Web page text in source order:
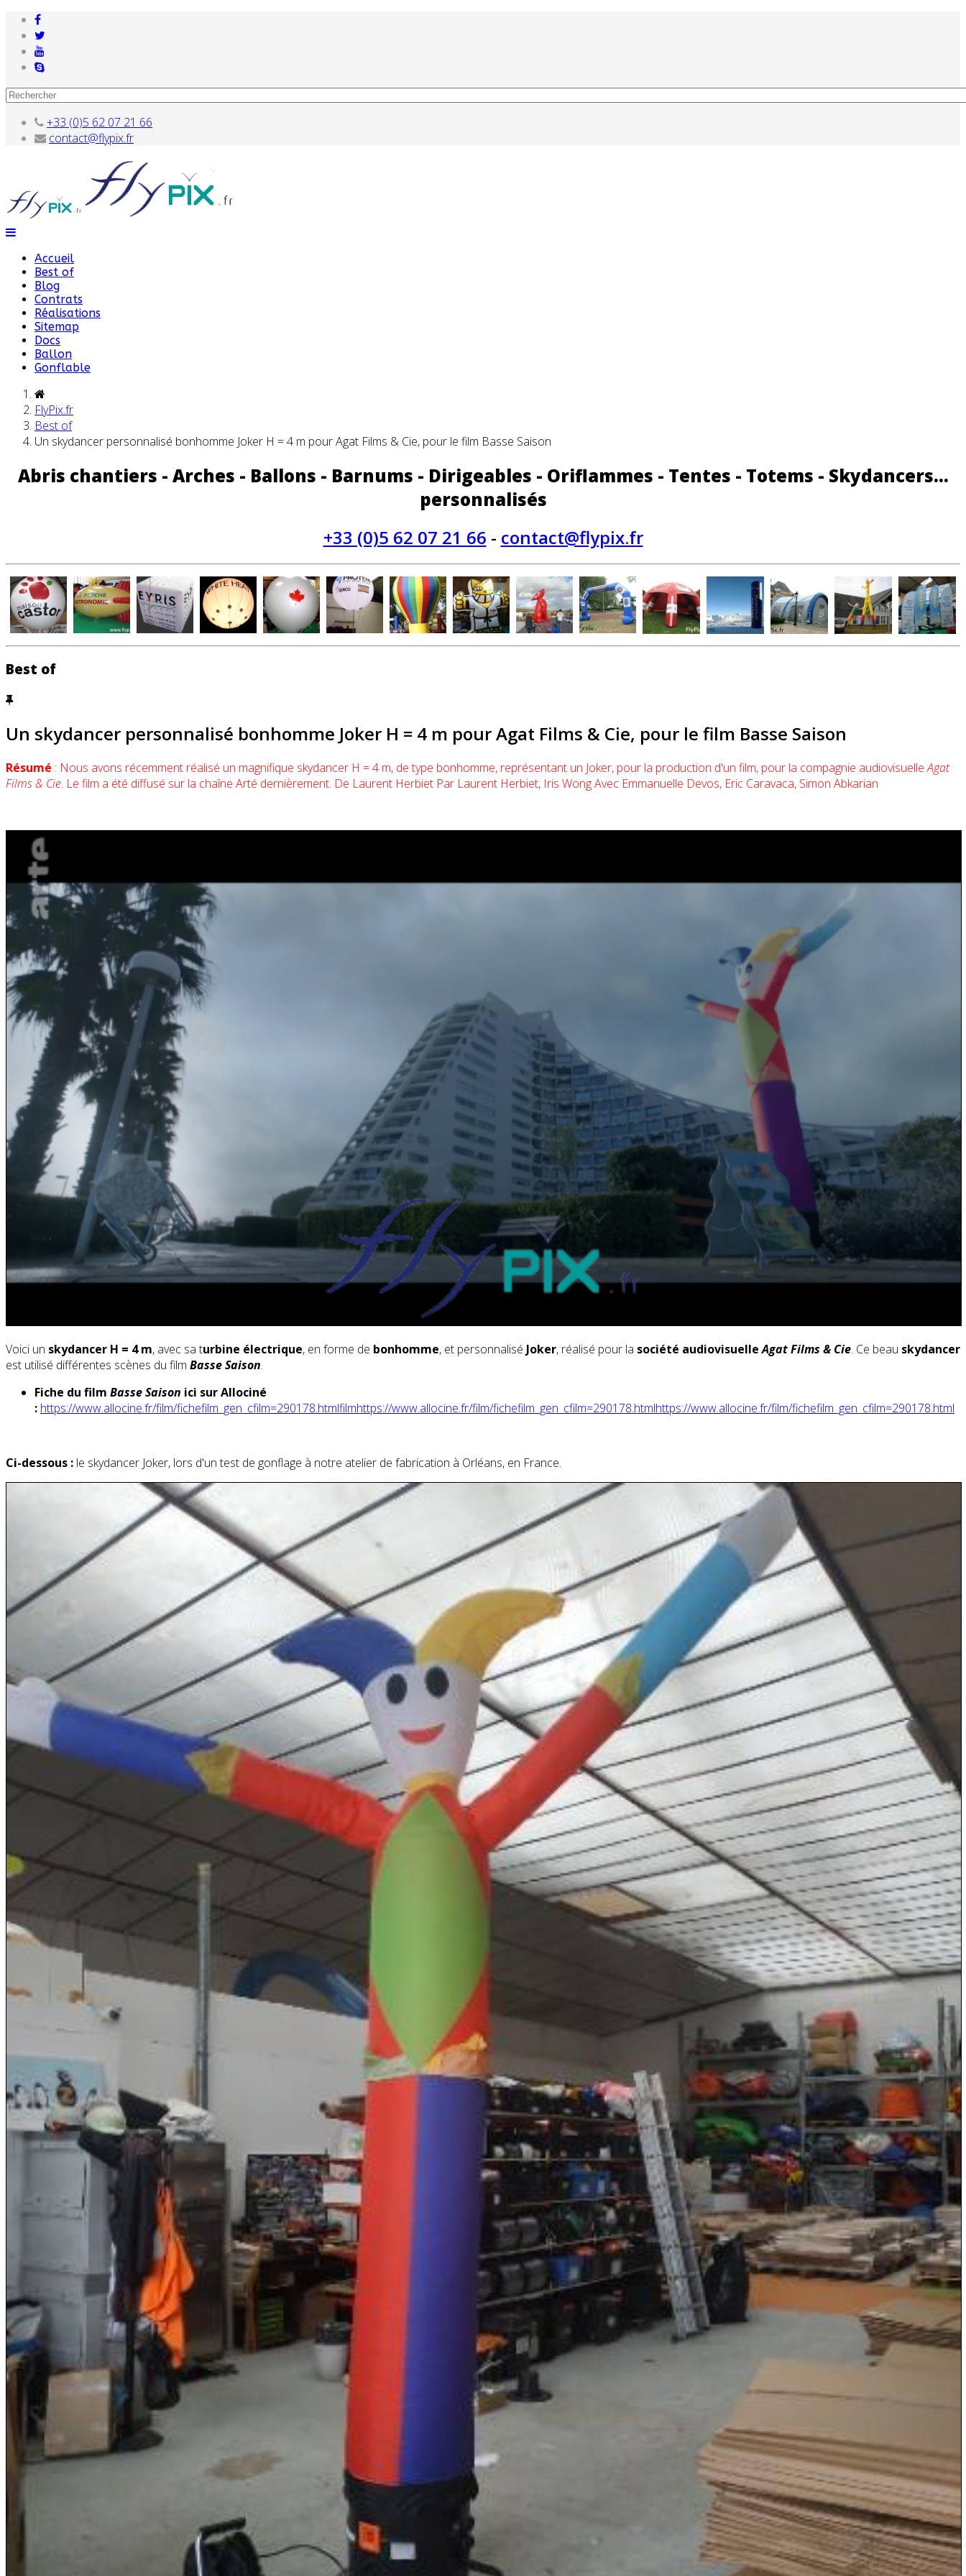
+33 (0)5 62 07 21 66
contact@flypix.fr
Accueil
Best of
Blog
Contrats
Réalisations
Sitemap
Docs
Ballon
Gonflable
FlyPix.fr
Best of
Un skydancer personnalisé bonhomme Joker H = 4 m pour Agat Films & Cie, pour le film Basse Saison
Abris chantiers - Arches - Ballons - Barnums - Dirigeables - Oriflammes - Tentes - Totems - Skydancers...
personnalisés
+33 (0)5 62 07 21 66 - contact@flypix.fr
Best of
Un skydancer personnalisé bonhomme Joker H = 4 m pour Agat Films & Cie, pour le film Basse Saison
Résumé : Nous avons récemment réalisé un magnifique skydancer H = 4 m, de type bonhomme, représentant un Joker, pour la production d'un film, pour la compagnie audiovisuelleAgat
Films & Cie. Le film a été diffusé sur la chaîne Arté dernièrement. De Laurent Herbiet Par Laurent Herbiet, Iris Wong Avec Emmanuelle Devos, Eric Caravaca, Simon Abkarian
Voici un skydancer H = 4 m, avec sa turbine électrique, en forme de bonhomme, et personnalisé Joker, réalisé pour la société audiovisuelle Agat Films & Cie. Ce beau skydancer
est utilisé différentes scènes du film Basse Saison.
Fiche du film Basse Saison ici sur Allociné
: https://www.allocine.fr/film/fichefilm_gen_cfilm=290178.htmlfilmhttps://www.allocine.fr/film/fichefilm_gen_cfilm=290178.htmlhttps://www.allocine.fr/film/fichefilm_gen_cfilm=290178.html
Ci-dessous : le skydancer Joker, lors d'un test de gonflage à notre atelier de fabrication à Orléans, en France.